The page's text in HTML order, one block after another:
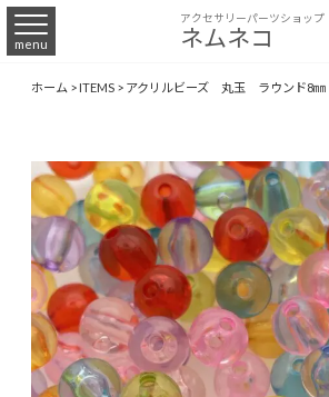
アクセサリーパーツショップ
ネムネコ
menu
ホーム>ITEMS>アクリルビーズ 丸玉 ラウンド8㎜